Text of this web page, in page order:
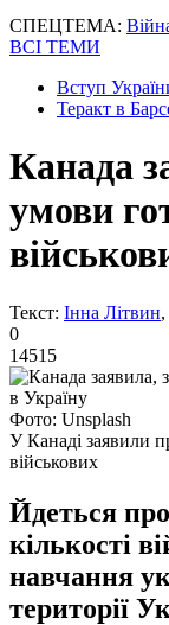
СПЕЦТЕМА:
ВСІ ТЕМИ
Вступ
Теракт в
Канада
умови
Текст: Інна Літвин
0
14515
Фото: Unsplash
У Канаді заявили
військових
Йдеться
кількості
навчання
території